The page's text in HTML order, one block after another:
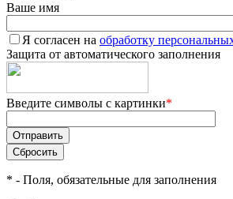
Ваше имя
Я согласен на обработку
Защита от автоматического заполнения
Введите символы с картинки*
* - Поля, обязательные для заполнения